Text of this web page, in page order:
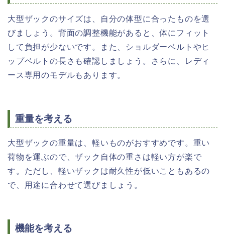
大型ザックのサイズは、自分の体型に合ったものを選
びましょう。背面の調整機能があると、体にフィット
して負担が少ないです。また、ショルダーベルトやヒ
ップベルトの長さも確認しましょう。さらに、レディ
ース専用のモデルもあります。
重量を考える
大型ザックの重量は、軽いものがおすすめです。重い
荷物を運ぶので、ザック自体の重さは軽い方が楽で
す。ただし、軽いザックは耐久性が低いこともあるの
で、用途に合わせて選びましょう。
機能を考える